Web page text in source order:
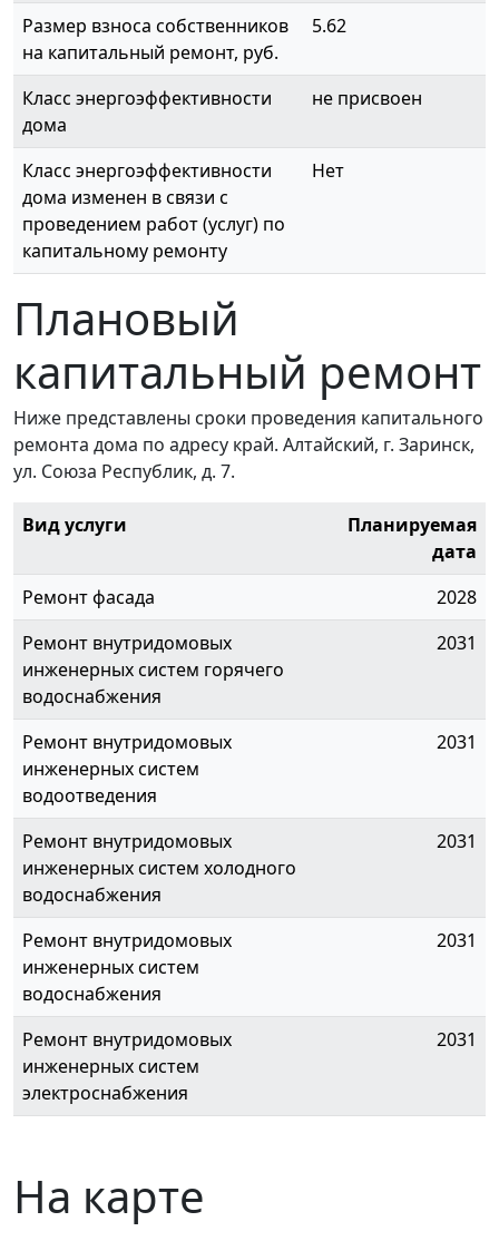
Размер взноса собственников
на капитальный ремонт, руб.
5.62
Класс энергоэффективности
дома
не присвоен
Класс энергоэффективности
дома изменен в связи с
проведением работ (услуг) по
капитальному ремонту
Нет
Плановый
капитальный ремонт
Ниже представлены сроки проведения капитального
ремонта дома по адресу край. Алтайский, г. Заринск,
ул. Союза Республик, д. 7.
Вид услуги
Планируемая
дата
Ремонт фасада
2028
Ремонт внутридомовых
инженерных систем горячего
водоснабжения
2031
Ремонт внутридомовых
инженерных систем
водоотведения
2031
Ремонт внутридомовых
инженерных систем холодного
водоснабжения
2031
Ремонт внутридомовых
инженерных систем
водоснабжения
2031
Ремонт внутридомовых
инженерных систем
электроснабжения
2031
На карте